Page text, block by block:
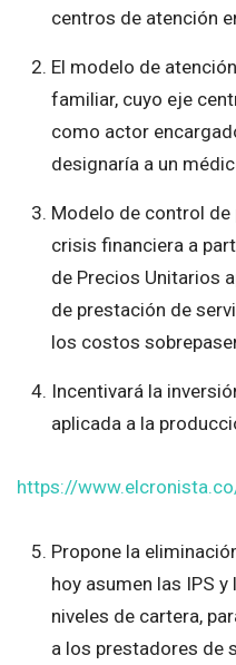
centros de atención
El modelo de
familiar, cuyo eje
como actor
designaría a un
Modelo de control
crisis financiera a
de Precios Unitarios
de prestación de
los costos
Incentivará la
aplicada a la
https://
Propone la
hoy asumen las IPS
niveles de cartera,
a los prestadores de